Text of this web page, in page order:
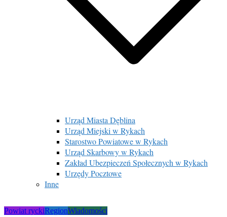
Urząd Miasta Dęblina
Urząd Miejski w Rykach
Starostwo Powiatowe w Rykach
Urząd Skarbowy w Rykach
Zakład Ubezpieczeń Społecznych w Rykach
Urzędy Pocztowe
Inne
Powiat ryckiRegionWiadomości